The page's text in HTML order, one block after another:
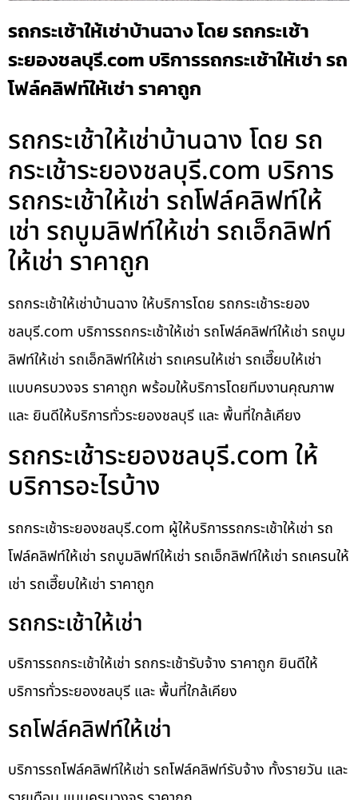
รถกระเช้าให้เช่าบ้านฉาง โดย รถกระเช้า
ระยองชลบุรี.com บริการรถกระเช้าให้เช่า รถ
โฟล์คลิฟท์ให้เช่า ราคาถูก
รถกระเช้าให้เช่าบ้านฉาง โดย รถ
กระเช้าระยองชลบุรี.com บริการ
รถกระเช้าให้เช่า รถโฟล์คลิฟท์ให้
เช่า รถบูมลิฟท์ให้เช่า รถเอ็กลิฟท์
ให้เช่า ราคาถูก
รถกระเช้าให้เช่าบ้านฉาง ให้บริการโดย รถกระเช้าระยอง
ชลบุรี.com บริการรถกระเช้าให้เช่า รถโฟล์คลิฟท์ให้เช่า รถบูม
ลิฟท์ให้เช่า รถเอ็กลิฟท์ให้เช่า รถเครนให้เช่า รถเฮี๊ยบให้เช่า
แบบครบวงจร ราคาถูก พร้อมให้บริการโดยทีมงานคุณภาพ
และ ยินดีให้บริการทั่วระยองชลบุรี และ พื้นที่ใกล้เคียง
รถกระเช้าระยองชลบุรี.com ให้
บริการอะไรบ้าง
รถกระเช้าระยองชลบุรี.com ผู้ให้บริการรถกระเช้าให้เช่า รถ
โฟล์คลิฟท์ให้เช่า รถบูมลิฟท์ให้เช่า รถเอ็กลิฟท์ให้เช่า รถเครนให้
เช่า รถเฮี๊ยบให้เช่า ราคาถูก
รถกระเช้าให้เช่า
บริการรถกระเช้าให้เช่า รถกระเช้ารับจ้าง ราคาถูก ยินดีให้
บริการทั่วระยองชลบุรี และ พื้นที่ใกล้เคียง
รถโฟล์คลิฟท์ให้เช่า
บริการรถโฟล์คลิฟท์ให้เช่า รถโฟล์คลิฟท์รับจ้าง ทั้งรายวัน และ